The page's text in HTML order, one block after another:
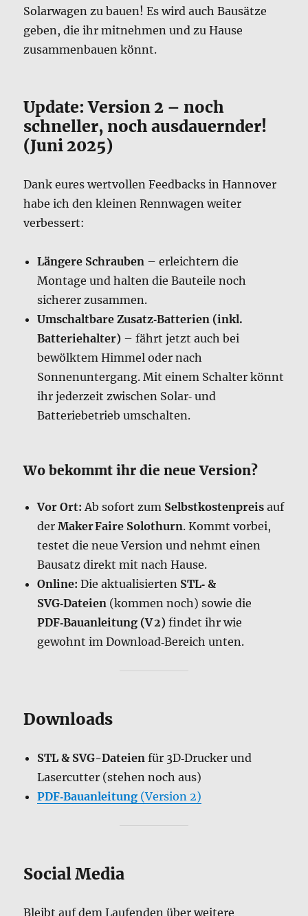
Solarwagen zu bauen! Es wird auch Bausätze
geben, die ihr mitnehmen und zu Hause
zusammenbauen könnt.
Update: Version 2 – noch
schneller, noch ausdauernder!
(Juni 2025)
Dank eures wertvollen Feedbacks in Hannover
habe ich den kleinen Rennwagen weiter
verbessert:
Längere Schrauben – erleichtern die
Montage und halten die Bauteile noch
sicherer zusammen.
Umschaltbare Zusatz‑Batterien (inkl.
Batteriehalter) – fährt jetzt auch bei
bewölktem Himmel oder nach
Sonnenuntergang. Mit einem Schalter könnt
ihr jederzeit zwischen Solar‑ und
Batteriebetrieb umschalten.
Wo bekommt ihr die neue Version?
Vor Ort: Ab sofort zum Selbstkostenpreis auf
derMaker Faire Solothurn. Kommt vorbei,
testet die neue Version und nehmt einen
Bausatz direkt mit nach Hause.
Online: Die aktualisierten STL‑ &
SVG‑Dateien (kommen noch) sowie die
PDF‑Bauanleitung (V 2) findet ihr wie
gewohnt im Download‑Bereich unten.
Downloads
STL & SVG-Dateien für 3D‑Drucker und
Lasercutter (stehen noch aus)
PDF‑Bauanleitung (Version 2)
Social Media
Bleibt auf dem Laufenden über weitere